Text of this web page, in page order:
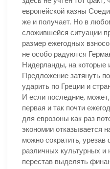
европейской казны
же и получает. Но в
сложившейся ситуации
размер ежегодных
не особо радуются
Нидерланды, на которые
Предложение затянуть
ударить по Греции и
И если последние,
первая и так почти
для еврозоны как раз
экономии отказывается
можно сократить,
различных культурных
перестав выделять